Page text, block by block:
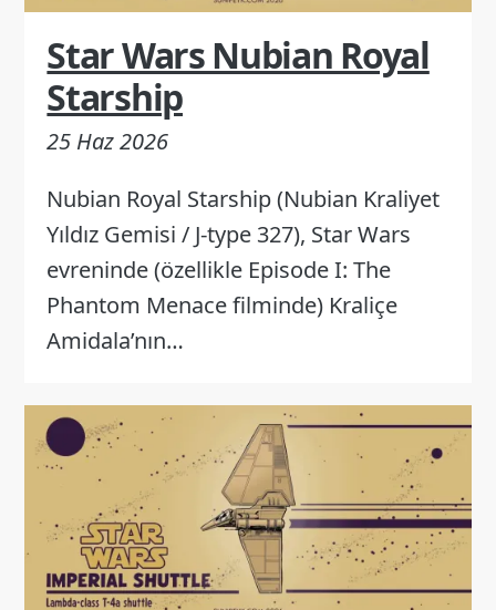
Star Wars Nubian Royal
Starship
25 Haz 2026
Nubian Royal Starship (Nubian Kraliyet
Yıldız Gemisi / J-type 327), Star Wars
evreninde (özellikle Episode I: The
Phantom Menace filminde) Kraliçe
Amidala’nın…